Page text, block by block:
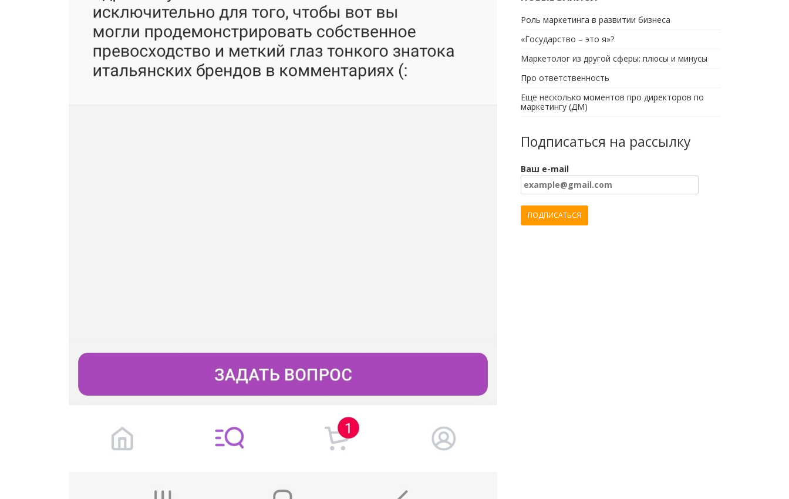
Роль маркетинга в развитии бизнеса
«Государство – это я»?
Маркетолог из другой сферы: плюсы и минусы
Про ответственность
Еще несколько моментов про директоров по
маркетингу (ДМ)
Подписаться на рассылку
Ваш e-mail